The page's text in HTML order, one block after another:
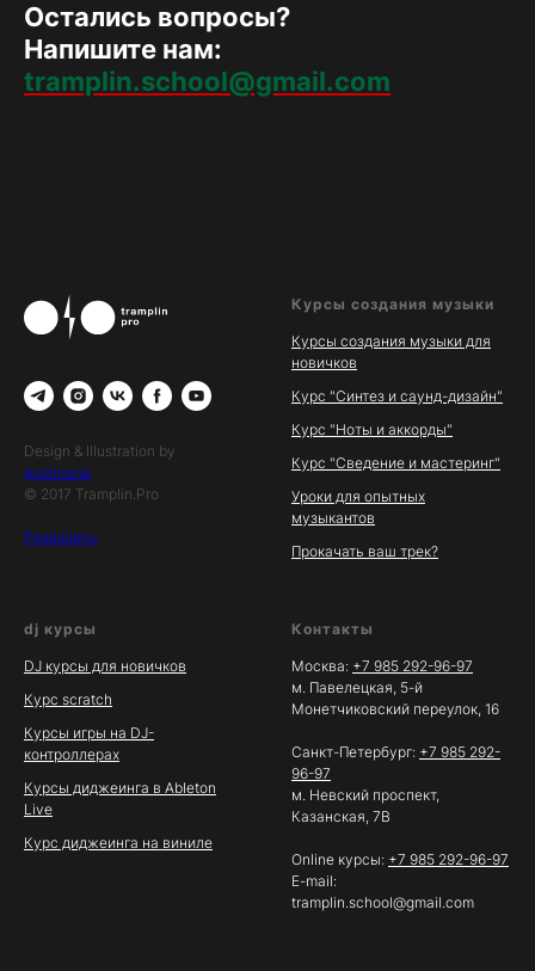
Остались вопросы?
Напишите нам:
tramplin.school@gmail.com
Design & Illustration by
Apollnaria
© 2017 Tramplin.Pro
Реквизиты
Курсы создания музыки
Курсы создания музыки для
новичков
Курс "Синтез и саунд-дизайн"
Курс "Ноты и аккорды"
Курс "Сведение и мастеринг"
Уроки для опытных
музыкантов
Прокачать ваш трек?
dj курсы
DJ курсы для новичков
Курс scratch
Курсы игры на DJ-
контроллерах
Курсы диджеинга в Ableton
Live
Курс диджеинга на виниле
Контакты
Москва: +7 985 292-96-97
м. Павелецкая, 5-й
Монетчиковский переулок, 16
Санкт-Петербург: +7 985 292-
96-97
м. Невский проспект,
Казанская, 7В
Online курсы: +7 985 292-96-97
E-mail:
tramplin.school@gmail.com